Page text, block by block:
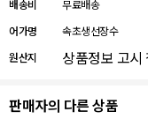
배송비
무료배송
어가명
속초생선장수
원산지
상품정보 고시
판매자의 다른 상품